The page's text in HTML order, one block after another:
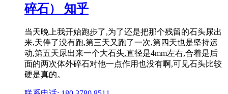
碎石） 知乎
当天晚上我开始跑步了,为了还是把那个残留的石头尿出
来,天停了没有跑,第三天又跑了一次,第四天也是坚持运
动,第五天尿出来一个大石头,直径是4mm左右,合着是后
面的两次体外碎石对他一点作用也没有啊,可见石头比较
硬是真的。